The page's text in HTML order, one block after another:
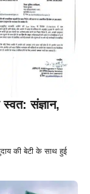
संज्ञान,
की बेटी के साथ हुई